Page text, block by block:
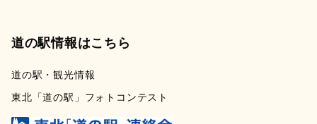
道の駅情報はこちら
道の駅・観光情報
東北「道の駅」フォトコンテスト